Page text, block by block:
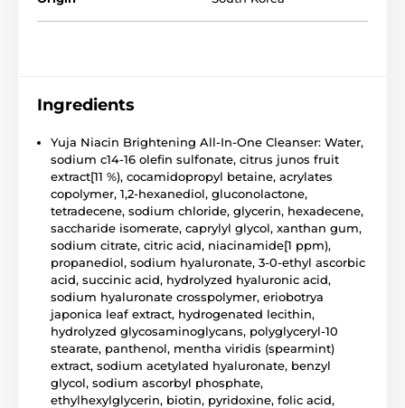
Ingredients
Yuja Niacin Brightening All-In-One Cleanser: Water,
sodium c14-16 olefin sulfonate, citrus junos fruit
extract[11 %), cocamidopropyl betaine, acrylates
copolymer, 1,2-hexanediol, gluconolactone,
tetradecene, sodium chloride, glycerin, hexadecene,
saccharide isomerate, caprylyl glycol, xanthan gum,
sodium citrate, citric acid, niacinamide[1 ppm),
propanediol, sodium hyaluronate, 3-0-ethyl ascorbic
acid, succinic acid, hydrolyzed hyaluronic acid,
sodium hyaluronate crosspolymer, eriobotrya
japonica leaf extract, hydrogenated lecithin,
hydrolyzed glycosaminoglycans, polyglyceryl-10
stearate, panthenol, mentha viridis (spearmint)
extract, sodium acetylated hyaluronate, benzyl
glycol, sodium ascorbyl phosphate,
ethylhexylglycerin, biotin, pyridoxine, folic acid,